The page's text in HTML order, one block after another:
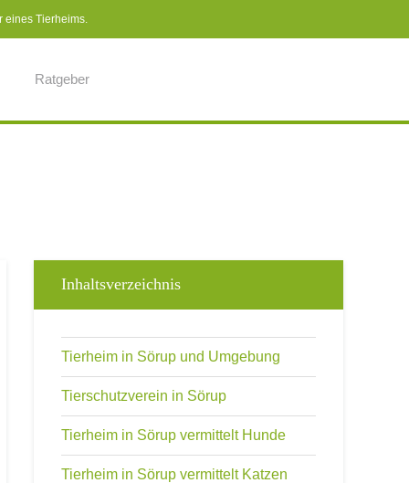
eines Tierheims.
Ratgeber
Inhaltsverzeichnis
Tierheim in Sörup und Umgebung
Tierschutzverein in Sörup
Tierheim in Sörup vermittelt Hunde
Tierheim in Sörup vermittelt Katzen